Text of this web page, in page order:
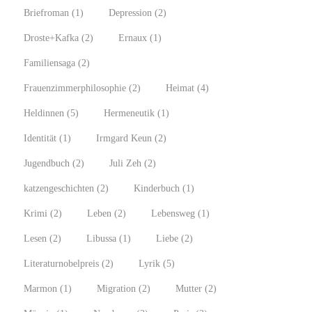
Briefroman (1) Depression (2)
Droste+Kafka (2) Ernaux (1)
Familiensaga (2)
Frauenzimmerphilosophie (2) Heimat (4)
Heldinnen (5) Hermeneutik (1)
Identität (1) Irmgard Keun (2)
Jugendbuch (2) Juli Zeh (2)
katzengeschichten (2) Kinderbuch (1)
Krimi (2) Leben (2) Lebensweg (1)
Lesen (2) Libussa (1) Liebe (2)
Literaturnobelpreis (2) Lyrik (5)
Marmon (1) Migration (2) Mutter (2)